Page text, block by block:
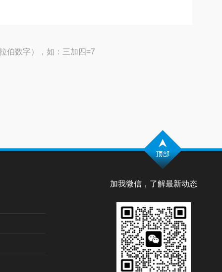
伯数字），如：三加四=7
加我微信，了解最新动态